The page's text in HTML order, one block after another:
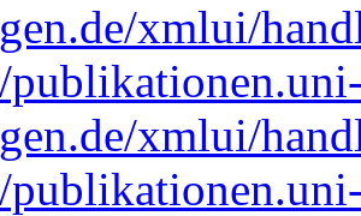
xmlui/
xmlui/